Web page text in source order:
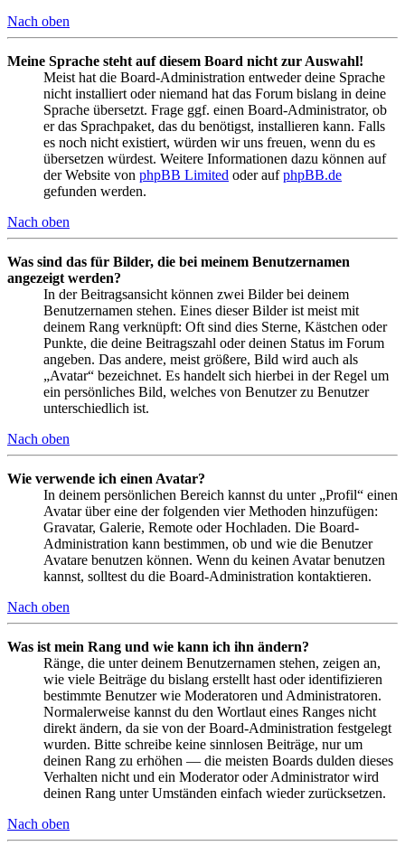
Nach oben
Meine Sprache steht auf diesem Board nicht zur Auswahl!
Meist hat die Board-Administration entweder deine Sprache
nicht installiert oder niemand hat das Forum bislang in deine
Sprache übersetzt. Frage ggf. einen Board-Administrator, ob
er das Sprachpaket, das du benötigst, installieren kann. Falls
es noch nicht existiert, würden wir uns freuen, wenn du es
übersetzen würdest. Weitere Informationen dazu können auf
der Website von phpBB Limited oder aufphpBB.de
gefunden werden.
Nach oben
Was sind das für Bilder, die bei meinem Benutzernamen
angezeigt werden?
In der Beitragsansicht können zwei Bilder bei deinem
Benutzernamen stehen. Eines dieser Bilder ist meist mit
deinem Rang verknüpft: Oft sind dies Sterne, Kästchen oder
Punkte, die deine Beitragszahl oder deinen Status im Forum
angeben. Das andere, meist größere, Bild wird auch als
„Avatar“ bezeichnet. Es handelt sich hierbei in der Regel um
ein persönliches Bild, welches von Benutzer zu Benutzer
unterschiedlich ist.
Nach oben
Wie verwende ich einen Avatar?
In deinem persönlichen Bereich kannst du unter „Profil“ einen
Avatar über eine der folgenden vier Methoden hinzufügen:
Gravatar, Galerie, Remote oder Hochladen. Die Board-
Administration kann bestimmen, ob und wie die Benutzer
Avatare benutzen können. Wenn du keinen Avatar benutzen
kannst, solltest du die Board-Administration kontaktieren.
Nach oben
Was ist mein Rang und wie kann ich ihn ändern?
Ränge, die unter deinem Benutzernamen stehen, zeigen an,
wie viele Beiträge du bislang erstellt hast oder identifizieren
bestimmte Benutzer wie Moderatoren und Administratoren.
Normalerweise kannst du den Wortlaut eines Ranges nicht
direkt ändern, da sie von der Board-Administration festgelegt
wurden. Bitte schreibe keine sinnlosen Beiträge, nur um
deinen Rang zu erhöhen — die meisten Boards dulden dieses
Verhalten nicht und ein Moderator oder Administrator wird
deinen Rang unter Umständen einfach wieder zurücksetzen.
Nach oben